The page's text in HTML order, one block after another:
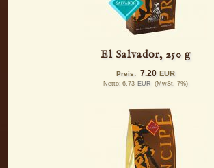
El Salvador, 250 g
Preis: 7.20 EUR
Netto: 6.73 EUR (MwSt. 7%)